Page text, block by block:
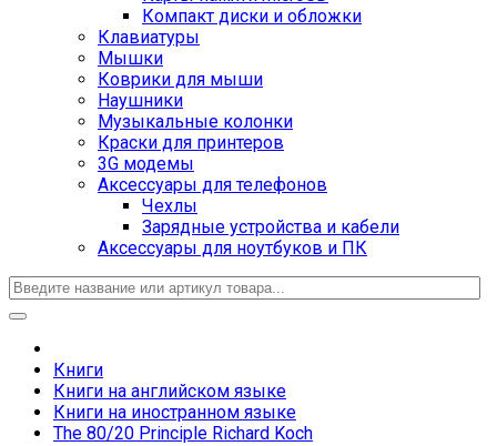
Компакт диски и обложки
Клавиатуры
Мышки
Коврики для мыши
Наушники
Музыкальные колонки
Краски для принтеров
3G модемы
Аксессуары для телефонов
Чехлы
Зарядные устройства и кабели
Аксессуары для ноутбуков и ПК
Книги
Книги на английском языке
Книги на иностранном языке
The 80/20 Principle Richard Koch